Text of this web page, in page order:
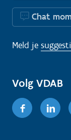
Chat
Meld je
Volg VDAB